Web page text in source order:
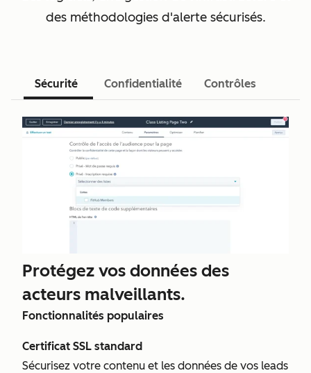
des méthodologies d'alerte sécurisés.
Sécurité Confidentialité Contrôles
Protégez vos données des
acteurs malveillants.
Fonctionnalités populaires
Certificat SSL standard
Sécurisez votre contenu et les données de vos leads